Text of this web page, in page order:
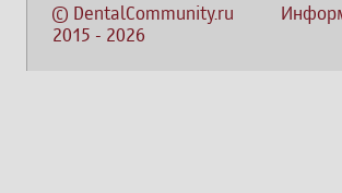
© DentalCommunity.ru
2015 - 2026